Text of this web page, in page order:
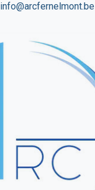
info@arcfernelmont.be